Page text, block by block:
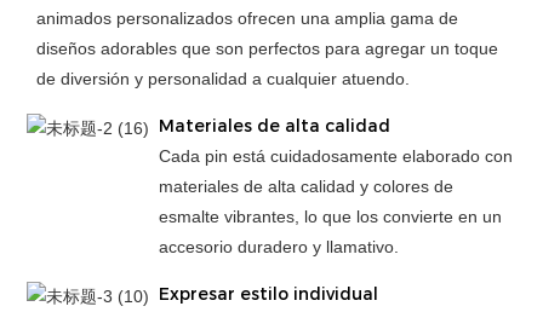
animados personalizados ofrecen una amplia gama de
diseños adorables que son perfectos para agregar un toque
de diversión y personalidad a cualquier atuendo.
Materiales de alta calidad
Cada pin está cuidadosamente elaborado con
materiales de alta calidad y colores de
esmalte vibrantes, lo que los convierte en un
accesorio duradero y llamativo.
Expresar estilo individual